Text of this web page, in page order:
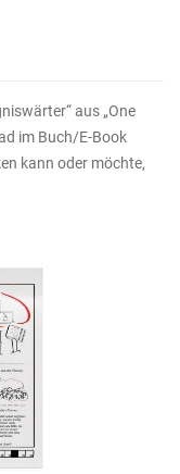
aus „One
im Buch/E-Book
kann oder möchte,